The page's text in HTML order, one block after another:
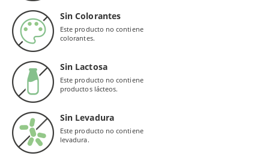
Sin Colorantes
Este producto no contiene
colorantes.
Sin Lactosa
Este producto no contiene
productos lácteos.
Sin Levadura
Este producto no contiene
levadura.